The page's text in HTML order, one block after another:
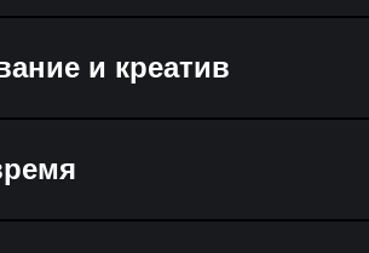
и креатив